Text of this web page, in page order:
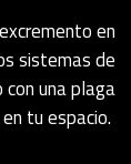
en
sistemas de
una plaga
tu espacio.